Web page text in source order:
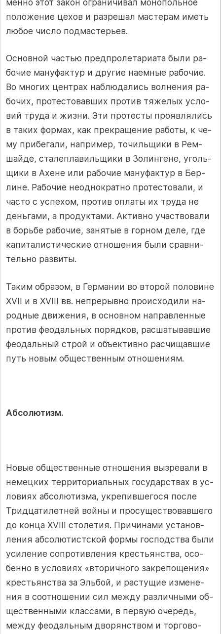
мен­но этот за­кон ог­ра­ни­чи­вал мо­но­поль­ное
по­ло­же­ние це­хов и раз­ре­шал мас­те­рам иметь
лю­бое чис­ло под­мас­терь­ев.
Основной час­тью пред­п­ро­ле­та­ри­ата бы­ли ра­
бо­чие ма­ну­фак­тур и дру­гие на­ем­ные ра­бо­чие.
Во мно­гих цен­т­рах наб­лю­да­лись вол­не­ния ра­
бо­чих, про­тес­то­вав­ших про­тив тя­же­лых ус­ло­
вий тру­да и жиз­ни. Эти про­тес­ты про­яв­ля­лись
в та­ких фор­мах, как прек­ра­ще­ние ра­бо­ты, к че­
му при­бе­га­ли, нап­ри­мер, то­чиль­щи­ки в Рем­
шай­де, ста­леп­ла­виль­щи­ки в Зо­лин­ге­не, уголь­
щи­ки в Ахе­не или ра­бо­чие ма­ну­фак­тур в Бер­
ли­не. Ра­бо­чие не­од­нок­рат­но про­тес­то­ва­ли, и
час­то с ус­пе­хом, про­тив оп­ла­ты их тру­да не
день­га­ми, а про­дук­та­ми. Ак­тив­но учас­т­во­ва­ли
в борь­бе ра­бо­чие, за­ня­тые в гор­ном де­ле, где
ка­пи­та­лис­ти­чес­кие от­но­ше­ния бы­ли срав­ни­
тель­но раз­ви­ты.
Таким об­ра­зом, в Гер­ма­нии во вто­рой по­ло­ви­не
XVII и в XVI­II вв. неп­ре­рыв­но про­ис­хо­ди­ли на­
род­ные дви­же­ния, в ос­нов­ном нап­рав­лен­ные
про­тив фе­одаль­ных по­ряд­ков, рас­ша­ты­вав­шие
фе­одаль­ный строй и объ­ек­тив­но рас­чи­щав­шие
путь но­вым об­щес­т­вен­ным от­но­ше­ни­ям.
Абсолютизм.
Новые об­щес­т­вен­ные от­но­ше­ния выз­ре­ва­ли в
не­мец­ких тер­ри­то­ри­аль­ных го­су­дар­с­т­вах в ус­
ло­ви­ях аб­со­лю­тиз­ма, ук­ре­пив­ше­го­ся пос­ле
Трид­ца­ти­лет­ней вой­ны и про­су­щес­т­во­вав­ше­го
до кон­ца XVI­II сто­ле­тия. При­чи­на­ми ус­та­нов­
ле­ния аб­со­лю­тис­т­с­кой фор­мы гос­под­с­т­ва бы­ли
уси­ле­ние соп­ро­тив­ле­ния крес­ть­ян­с­т­ва, осо­
бен­но в ус­ло­ви­ях «вто­рич­но­го зак­ре­по­ще­ния»
крес­ть­ян­с­т­ва за Эль­бой­, и рас­ту­щие из­ме­не­
ния в со­от­но­ше­нии сил меж­ду раз­лич­ны­ми об­
щес­т­вен­ны­ми клас­са­ми, в пер­вую оче­редь,
меж­ду фе­одаль­ным дво­рян­с­т­вом и тор­го­во-